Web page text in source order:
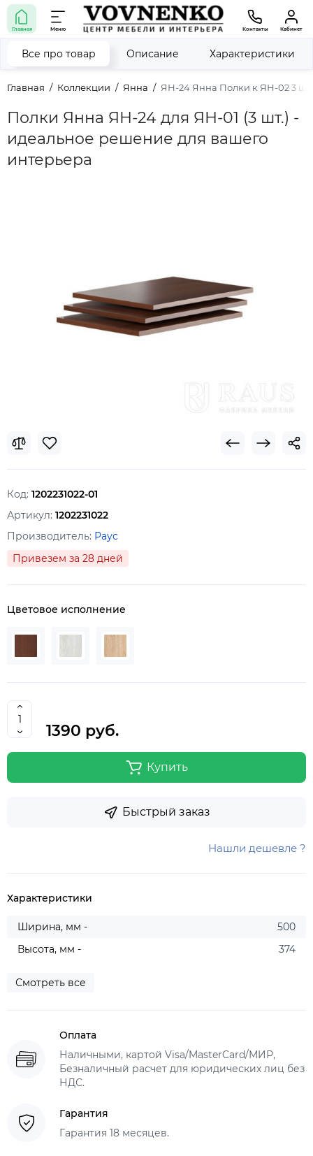
Главная Меню Контакты Кабинет
Главная Коллекции Янна ЯН-24 Янна Полки к ЯН-02 3 шт.
Полки Янна ЯН-24 для ЯН-01 (3 шт.) -
идеальное решение для вашего
интерьера
Все про товар Описание Характеристики
Код: 1202231022-01
Артикул: 1202231022
Производитель: Раус
Привезем за 28 дней
Цветовое исполнение
1390 руб.
Купить
Быстрый заказ
Нашли дешевле ?
Характеристики
Ширина, мм -
500
Высота, мм -
374
Смотреть все
Оплата
Наличными, картой Visa/MasterCard/МИР,
Безналичный расчет для юридических лиц без
НДС.
Гарантия
Гарантия 18 месяцев.